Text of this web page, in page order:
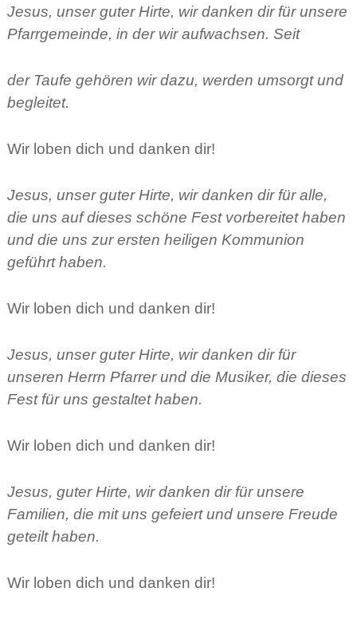
Jesus, unser guter Hirte, wir danken dir für unsere
Pfarrgemeinde, in der wir aufwachsen. Seit
der Taufe gehören wir dazu, werden umsorgt und
begleitet.
Wir loben dich und danken dir!
Jesus, unser guter Hirte, wir danken dir für alle,
die uns auf dieses schöne Fest vorbereitet haben
und die uns zur ersten heiligen Kommunion
geführt haben.
Wir loben dich und danken dir!
Jesus, unser guter Hirte, wir danken dir für
unseren Herrn Pfarrer und die Musiker, die dieses
Fest für uns gestaltet haben.
Wir loben dich und danken dir!
Jesus, guter Hirte, wir danken dir für unsere
Familien, die mit uns gefeiert und unsere Freude
geteilt haben.
Wir loben dich und danken dir!